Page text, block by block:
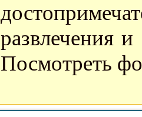
развлечения
Посмотреть